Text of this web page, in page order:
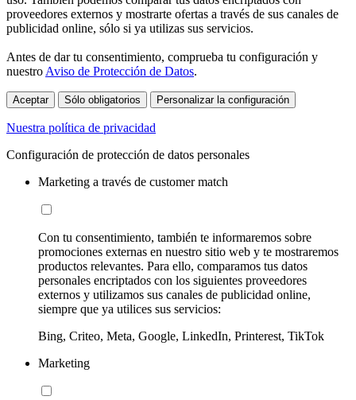
proveedores externos y mostrarte ofertas a través de sus canales de
publicidad online, sólo si ya utilizas sus servicios.
Antes de dar tu consentimiento, comprueba tu configuración y
nuestro Aviso de Protección de Datos.
Aceptar Sólo obligatorios Personalizar la configuración
Nuestra política de privacidad
Configuración de protección de datos personales
Marketing a través de customer match
Con tu consentimiento, también te informaremos sobre
promociones externas en nuestro sitio web y te mostraremos
productos relevantes. Para ello, comparamos tus datos
personales encriptados con los siguientes proveedores
externos y utilizamos sus canales de publicidad online,
siempre que ya utilices sus servicios:
Bing, Criteo, Meta, Google, LinkedIn, Printerest, TikTok
Marketing